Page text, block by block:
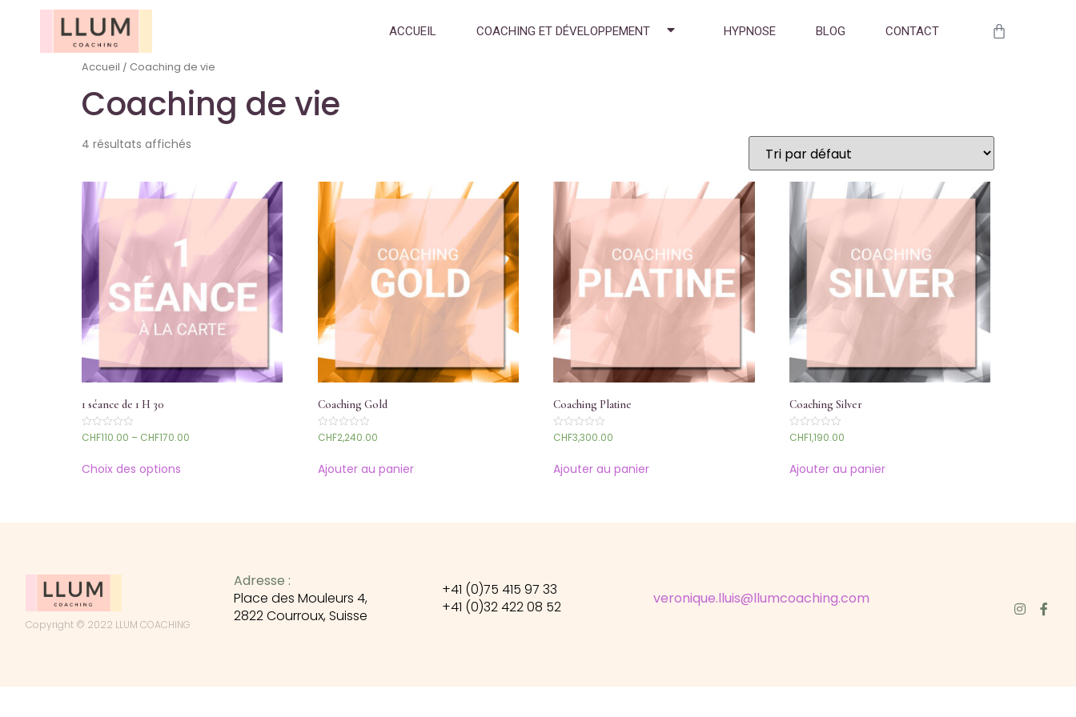
ACCUEIL COACHING ET DÉVELOPPEMENT HYPNOSE BLOG CONTACT
Accueil / Coaching de vie
Coaching de vie
4 résultats affichés
1 séance de 1 H 30
Note
5
CHF110.00 – CHF170.00
Choix des options
Coaching Gold
Note
5
CHF2,240.00
Ajouter au panier
Coaching Platine
Note
5
CHF3,300.00
Ajouter au panier
Coaching Silver
Note
5
CHF1,190.00
Ajouter au panier
Copyright © 2022 LLUM COACHING
Adresse :
Place des Mouleurs 4,
2822 Courroux, Suisse
+41 (0)75 415 97 33
+41 (0)32 422 08 52
veronique.lluis@llumcoaching.com